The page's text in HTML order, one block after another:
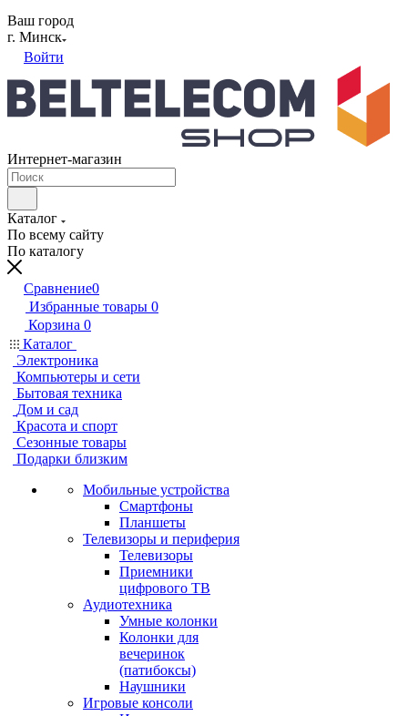
Ваш город
г. Минск
Войти
Интернет-магазин
Каталог
По всему сайту
По каталогу
Сравнение0
Избранные товары 0
Корзина 0
Каталог
Электроника
Компьютеры и сети
Бытовая техника
Дом и сад
Красота и спорт
Сезонные товары
Подарки близким
Мобильные устройства
Смартфоны
Планшеты
Телевизоры и периферия
Телевизоры
Приемники
цифрового ТВ
Аудиотехника
Умные колонки
Колонки для
вечеринок
(патибоксы)
Наушники
Игровые консоли